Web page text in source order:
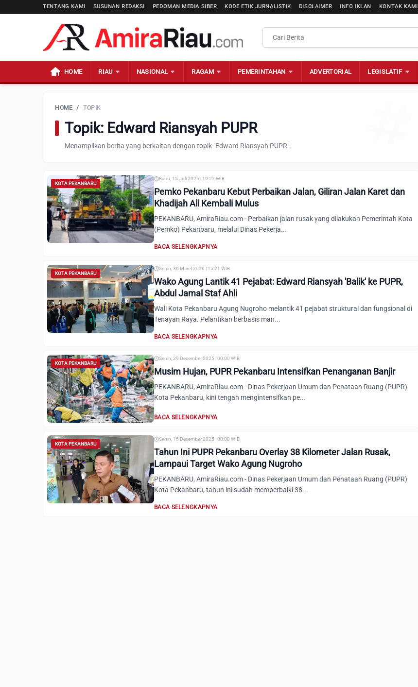
TENTANG KAMI SUSUNAN REDAKSI PEDOMAN MEDIA SIBER KODE ETIK JURNALISTIK DISCLAIMER INFO IKLAN KONTAK KAMI
HOME RIAU NASIONAL RAGAM PEMERINTAHAN ADVERTORIAL LEGISLATIF
HOME / TOPIK
Topik: Edward Riansyah PUPR
Menampilkan berita yang berkaitan dengan topik "Edward Riansyah PUPR".
KOTA PEKANBARU
Rabu, 15 Juli 2026 | 19:22 WIB
Pemko Pekanbaru Kebut Perbaikan Jalan, Giliran Jalan Karet dan
Khadijah Ali Kembali Mulus
PEKANBARU, AmiraRiau.com - Perbaikan jalan rusak yang dilakukan Pemerintah Kota
(Pemko) Pekanbaru, melalui Dinas Pekerja...
BACA SELENGKAPNYA
KOTA PEKANBARU
Senin, 30 Maret 2026 | 15:21 WIB
Wako Agung Lantik 41 Pejabat: Edward Riansyah 'Balik' ke PUPR,
Abdul Jamal Staf Ahli
Wali Kota Pekanbaru Agung Nugroho melantik 41 pejabat struktural dan fungsional di
Tenayan Raya. Pelantikan berbasis man...
BACA SELENGKAPNYA
KOTA PEKANBARU
Senin, 29 Desember 2025 | 00:00 WIB
Musim Hujan, PUPR Pekanbaru Intensifkan Penanganan Banjir
PEKANBARU, AmiraRiau.com - Dinas Pekerjaan Umum dan Penataan Ruang (PUPR)
Kota Pekanbaru, kini tengah mengintensifkan pe...
BACA SELENGKAPNYA
KOTA PEKANBARU
Senin, 15 Desember 2025 | 00:00 WIB
Tahun Ini PUPR Pekanbaru Overlay 38 Kilometer Jalan Rusak,
Lampaui Target Wako Agung Nugroho
PEKANBARU, AmiraRiau.com - Dinas Pekerjaan Umum dan Penataan Ruang (PUPR)
Kota Pekanbaru, tahun ini sudah memperbaiki 38...
BACA SELENGKAPNYA